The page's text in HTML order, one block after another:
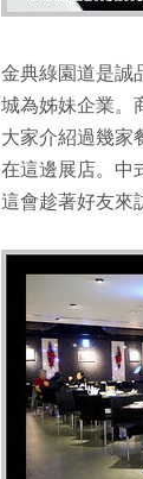
金典綠園道是誠
城為姊妹企業。
大家介紹過幾家
在這邊展店。中
這會趁著好友來